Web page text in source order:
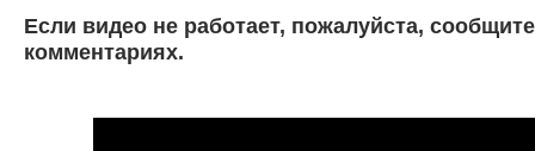
Eсли видео не работает, пожалуйста,
комментариях.